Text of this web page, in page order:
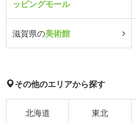
ッピングモール
滋賀県の美術館
その他のエリアから探す
北海道 東北